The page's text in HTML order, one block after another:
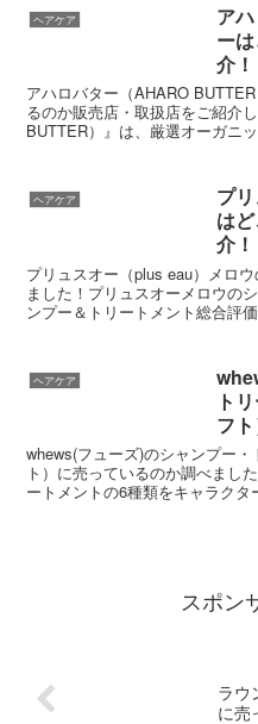
ヘアケア
ア
ー
介！
アハロバター（AHARO
るのか販売店・取扱店をご紹介
BUTTER）』は、厳選オーガニ
ヘアケア
プ
は
介！
プリュスオー（plus eau）メロ
ました！プリュスオーメロウの
ンプー＆トリートメント総合評
ヘアケア
ト
フ
whews(フューズ)のシャンプー
ト）に売っているのか調べまし
ートメントの6種類をキャラク
スポン
ラウ
に売